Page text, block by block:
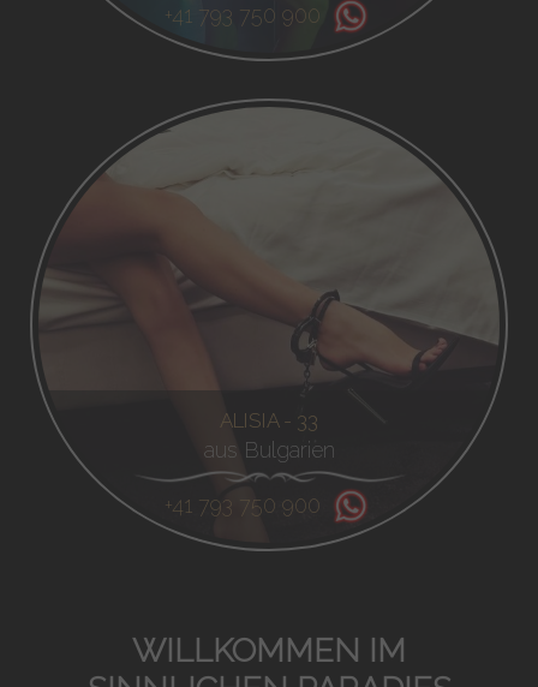
+41 793 750 900
ALISIA - 33
aus Bulgarien
+41 793 750 900
WILLKOMMEN IM